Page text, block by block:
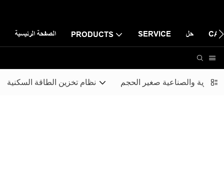
الصفحة الرئيسية PRODUCTS SERVICE حل
نظام تخزين الطاقة السكنية والصناعية صغير الحجم